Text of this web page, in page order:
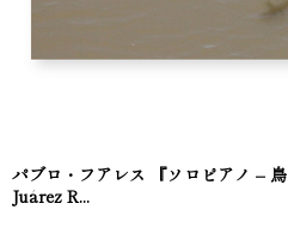
パブロ・フアレス 『ソロピアノ –
Juárez R...